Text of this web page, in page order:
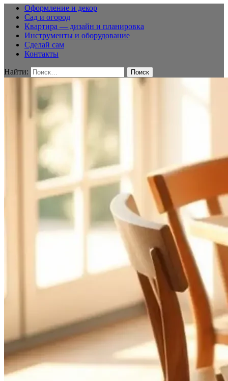
Оформление и декор
Сад и огород
Квартира — дизайн и планировка
Инструменты и оборудование
Сделай сам
Контакты
Найти: